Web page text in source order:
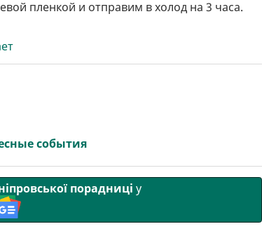
пленкой и отправим в холод на 3 часа.
события
порадниці у